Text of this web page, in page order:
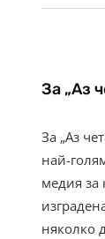
За „Аз
За „Аз
най-
медия за
няколко